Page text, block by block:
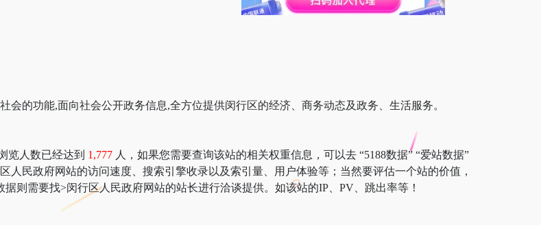
会的功能,面向社会公开政务信息,全方位提供闵行区的经济、商务动态及政务、生活服务。
览人数已经达到 1,777 人，如果您需要查询该站的相关权重信息，可以去 “5188数据” “爱站数据”
人民政府网站的访问速度、搜索引擎收录以及索引量、用户体验等；当然要评估一个站的价值，
则需要找>闵行区人民政府网站的站长进行洽谈提供。如该站的IP、PV、跳出率等！